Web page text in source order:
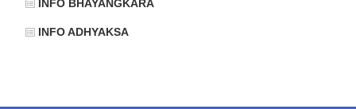
INFO BHAYANGKARA
INFO ADHYAKSA